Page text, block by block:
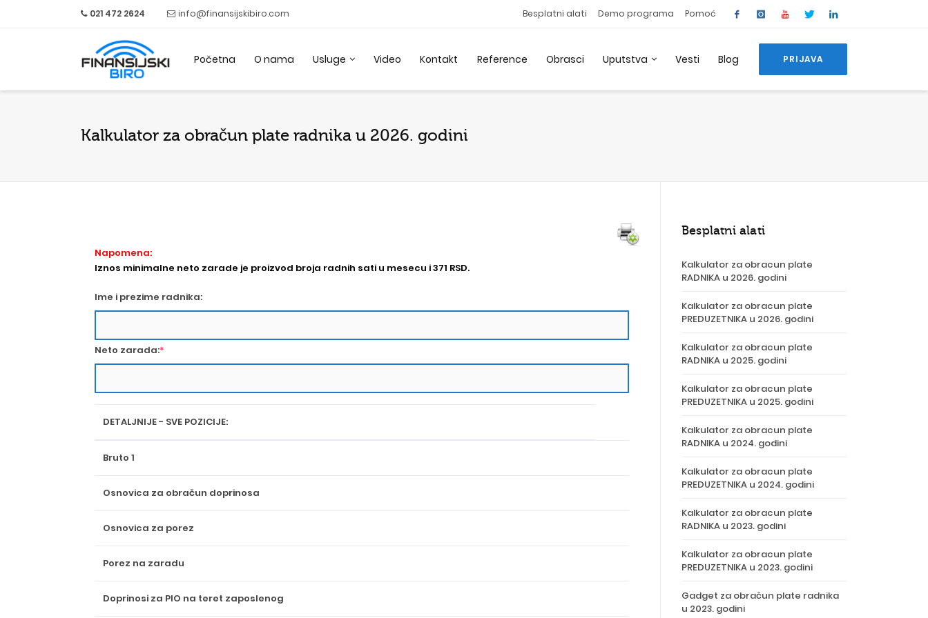
021 472 2624 info@finansijskibiro.com Besplatni alati Demo programa Pomoć
Početna O nama Usluge Video Kontakt Reference Obrasci Uputstva Vesti Blog PRIJAVA
Kalkulator za obračun plate radnika u 2026. godini
Napomena:
Iznos minimalne neto zarade je proizvod broja radnih sati u mesecu i 371 RSD.
Ime i prezime radnika:
Neto zarada:*
DETALJNIJE - SVE POZICIJE:
Bruto 1
Osnovica za obračun doprinosa
Osnovica za porez
Porez na zaradu
Doprinosi za PIO na teret zaposlenog
Besplatni alati
Kalkulator za obracun plate
RADNIKA u 2026. godini
Kalkulator za obracun plate
PREDUZETNIKA u 2026. godini
Kalkulator za obracun plate
RADNIKA u 2025. godini
Kalkulator za obracun plate
PREDUZETNIKA u 2025. godini
Kalkulator za obracun plate
RADNIKA u 2024. godini
Kalkulator za obracun plate
PREDUZETNIKA u 2024. godini
Kalkulator za obracun plate
RADNIKA u 2023. godini
Kalkulator za obracun plate
PREDUZETNIKA u 2023. godini
Gadget za obračun plate radnika
u 2023. godini